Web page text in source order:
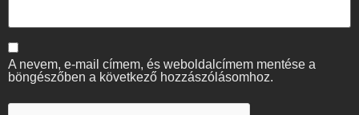
A nevem, e-mail címem, és weboldalcímem mentése a
böngészőben a következő hozzászólásomhoz.